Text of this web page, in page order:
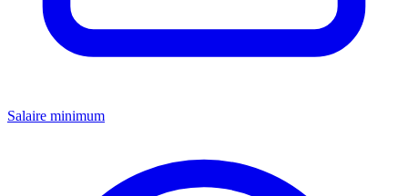
Salaire minimum